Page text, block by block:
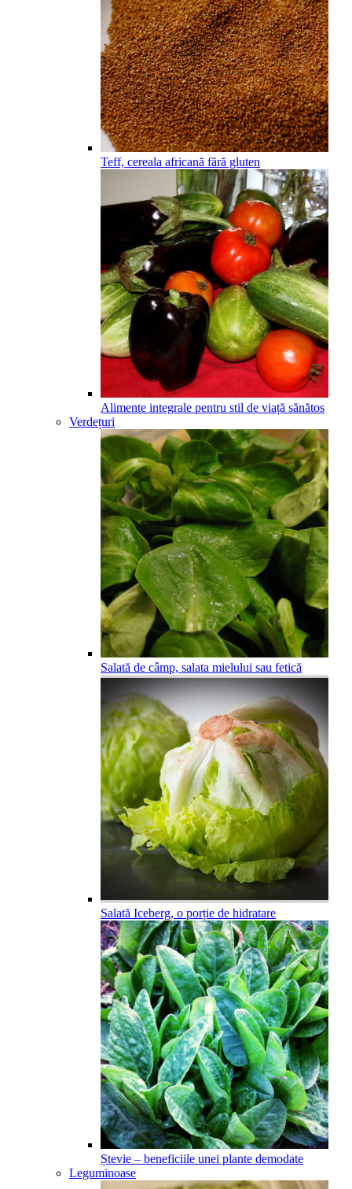
Teff, cereala africană fără gluten
Alimente integrale pentru stil de viață sănătos
Verdețuri
Salată de câmp, salata mielului sau fetică
Salată Iceberg, o porție de hidratare
Ștevie – beneficiile unei plante demodate
Leguminoase